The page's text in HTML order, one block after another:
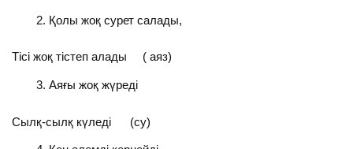
Қолы жоқ сурет салады,
Тісі жоқ тістеп алады ( аяз)
Аяғы жоқ жүреді
Сылқ-сылқ күледі (су)